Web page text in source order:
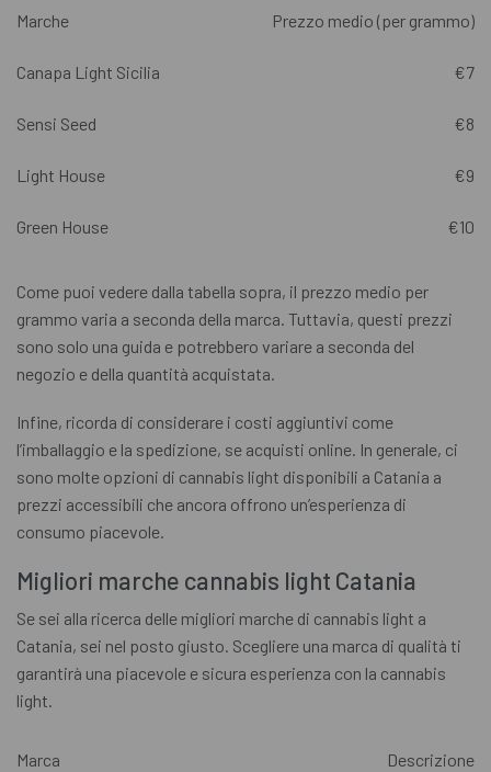
Marche Prezzo medio (per grammo)
Canapa Light Sicilia €7
Sensi Seed €8
Light House €9
Green House €10
Come puoi vedere dalla tabella sopra, il prezzo medio per
grammo varia a seconda della marca. Tuttavia, questi prezzi
sono solo una guida e potrebbero variare a seconda del
negozio e della quantità acquistata.
Infine, ricorda di considerare i costi aggiuntivi come
l’imballaggio e la spedizione, se acquisti online. In generale, ci
sono molte opzioni di cannabis light disponibili a Catania a
prezzi accessibili che ancora offrono un’esperienza di
consumo piacevole.
Migliori marche cannabis light Catania
Se sei alla ricerca delle migliori marche di cannabis light a
Catania, sei nel posto giusto. Scegliere una marca di qualità ti
garantirà una piacevole e sicura esperienza con la cannabis
light.
Marca Descrizione